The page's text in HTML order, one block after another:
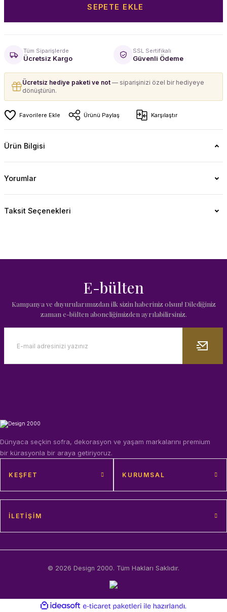
SEPETE EKLE
Tüm Siparişlerde
Ücretsiz Kargo
SSL Sertifikalı
Güvenli Ödeme
Ücretsiz hediye paketi ve not — siparişinizi özel bir hediyeye
dönüştürün.
Ürünü Paylaş Karşılaştır
Ürün Bilgisi
Yorumlar
Taksit Seçenekleri
E-bülten
Kampanya ve duyurularımızdan ilk sizin haberiniz olsun! Dilediğiniz
zaman e-bülten aboneliğimizden ayrılabilirsiniz.
Dünyaca seçkin sofra, dekorasyon ve yaşam markalarını premium
bir kürasyonla bir araya getiriyoruz.
KEŞFET KURUMSAL
İLETIŞIM
© 2026 Design 2000. Tüm Hakları Saklıdır.
ideasoft
e-